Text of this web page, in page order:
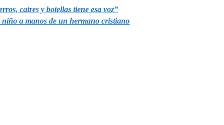
catres y botellas tiene esa voz”
a manos de un hermano cristiano